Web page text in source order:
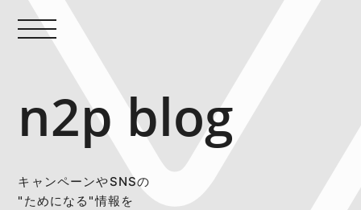
n2p blog
キャンペーンやSNSの
"ためになる"情報を